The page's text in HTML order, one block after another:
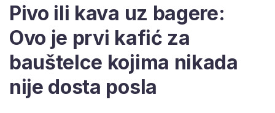
Pivo ili kava uz bagere:
Ovo je prvi kafić za
bauštelce kojima nikada
nije dosta posla